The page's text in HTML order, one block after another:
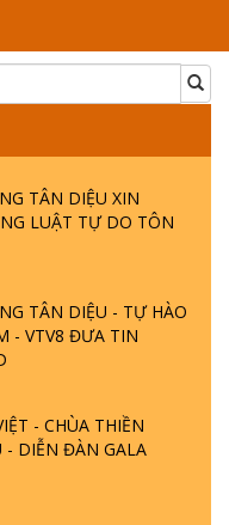
TÂN DIỆU XIN
LUẬT TỰ DO TÔN
TÂN DIỆU - TỰ HÀO
- VTV8 ĐƯA TIN
- CHÙA THIỀN
- DIỄN ĐÀN GALA